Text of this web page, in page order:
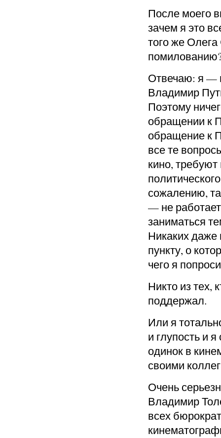
После моего
зачем я это
того же
Отвечаю: я —
Владимир
Поэтому
обращении к
обращение к
все те
кино, требуют
сожалению,
— не
заниматься
Никаких даже
пункту, о
чего я
Никто из тех,
поддержал.
Или я
и глупость и
одинок в
своими
Очень
Владимир
всех